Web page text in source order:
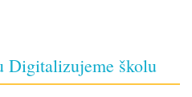
Digitalizujeme školu